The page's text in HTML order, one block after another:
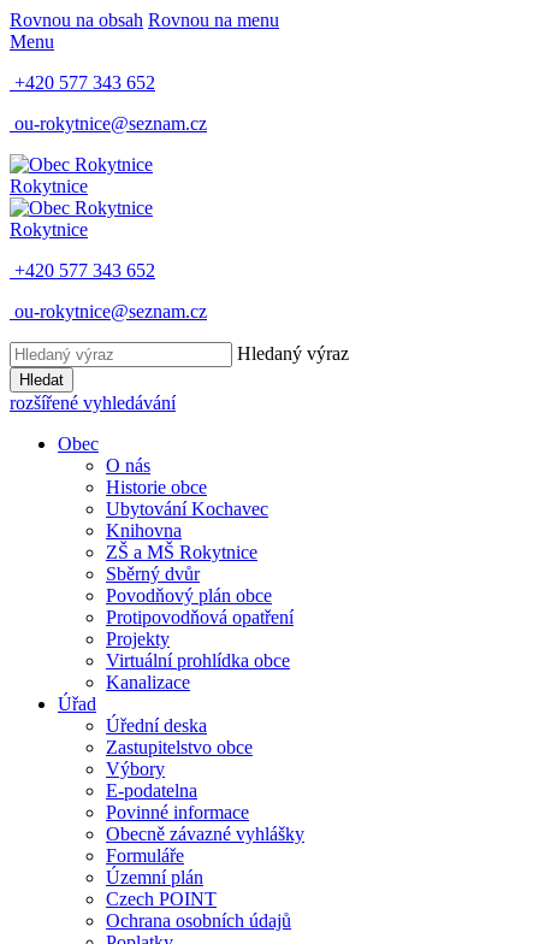
Rovnou na obsah Rovnou na menu
Menu
+420 577 343 652
ou-rokytnice@seznam.cz
Rokytnice
Rokytnice
+420 577 343 652
ou-rokytnice@seznam.cz
Hledaný výraz
Hledat
rozšířené vyhledávání
Obec
O nás
Historie obce
Ubytování Kochavec
Knihovna
ZŠ a MŠ Rokytnice
Sběrný dvůr
Povodňový plán obce
Protipovodňová opatření
Projekty
Virtuální prohlídka obce
Kanalizace
Úřad
Úřední deska
Zastupitelstvo obce
Výbory
E-podatelna
Povinné informace
Obecně závazné vyhlášky
Formuláře
Územní plán
Czech POINT
Ochrana osobních údajů